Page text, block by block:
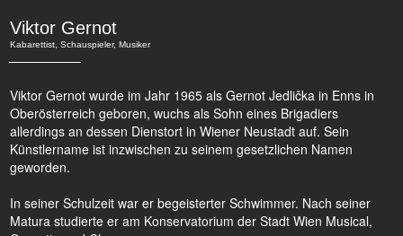
Viktor Gernot
Kabarettist, Schauspieler, Musiker
Viktor Gernot wurde im Jahr 1965 als Gernot Jedlička in Enns in
Oberösterreich geboren, wuchs als Sohn eines Brigadiers
allerdings an dessen Dienstort in Wiener Neustadt auf. Sein
Künstlername ist inzwischen zu seinem gesetzlichen Namen
geworden.
In seiner Schulzeit war er begeisterter Schwimmer. Nach seiner
Matura studierte er am Konservatorium der Stadt Wien Musical,